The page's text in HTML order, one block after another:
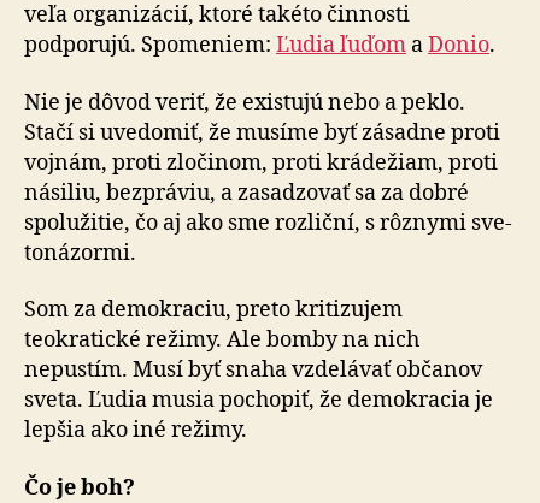
veľa organizácií, ktoré takéto činnosti
podporujú. Spomeniem: Ľudia ľuďom aDonio.
Nie je dôvod veriť, že existujú nebo a peklo.
Stačí si uve­do­miť, že musíme byť zásadne proti
vojnám, proti zločinom, proti krádežiam, proti
násiliu, bezpráviu, a zasadzovať sa za dobré
spolužitie, čo aj ako sme rozliční, s rôznymi sve­
to­ná­zor­mi.
Som za demokraciu, preto kritizujem
teokratické režimy. Ale bomby na nich
nepustím. Musí byť snaha vzdelávať občanov
sveta. Ľudia musia pochopiť, že demokracia je
lepšia ako iné režimy.
Čo je boh?